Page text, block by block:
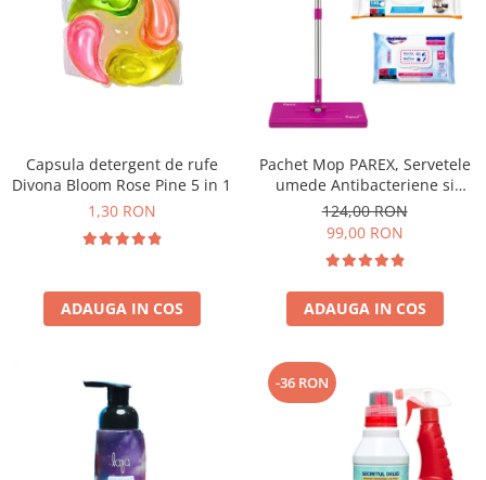
Capsula detergent de rufe
Divona Bloom Rose Pine 5 in 1
1,30 RON
ADAUGA IN COS
Pachet Mop PAREX, Servetele
umede Antibacteriene si
Multisuprafete
124,00 RON
99,00 RON
ADAUGA IN COS
-36 RON